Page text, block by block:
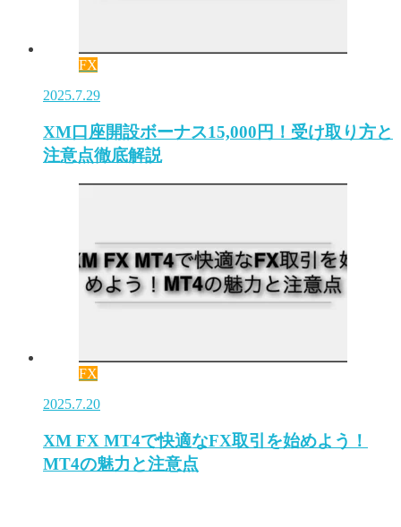
FX
2025.7.29
XM口座開設ボーナス15,000円！受け取り方と
注意点徹底解説
FX
2025.7.20
XM FX MT4で快適なFX取引を始めよう！
MT4の魅力と注意点